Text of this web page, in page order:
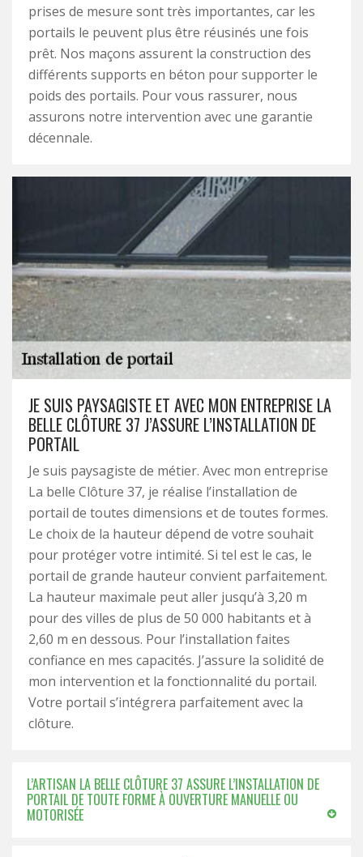
prises de mesure sont très importantes, car les
portails le peuvent plus être réusinés une fois
prêt. Nos maçons assurent la construction des
différents supports en béton pour supporter le
poids des portails. Pour vous rassurer, nous
assurons notre intervention avec une garantie
décennale.
JE SUIS PAYSAGISTE ET AVEC MON ENTREPRISE LA
BELLE CLÔTURE 37 J’ASSURE L’INSTALLATION DE
PORTAIL
Je suis paysagiste de métier. Avec mon entreprise
La belle Clôture 37, je réalise l’installation de
portail de toutes dimensions et de toutes formes.
Le choix de la hauteur dépend de votre souhait
pour protéger votre intimité. Si tel est le cas, le
portail de grande hauteur convient parfaitement.
La hauteur maximale peut aller jusqu’à 3,20 m
pour des villes de plus de 50 000 habitants et à
2,60 m en dessous. Pour l’installation faites
confiance en mes capacités. J’assure la solidité de
mon intervention et la fonctionnalité du portail.
Votre portail s’intégrera parfaitement avec la
clôture.
L’ARTISAN LA BELLE CLÔTURE 37 ASSURE L’INSTALLATION DE
PORTAIL DE TOUTE FORME À OUVERTURE MANUELLE OU
MOTORISÉE